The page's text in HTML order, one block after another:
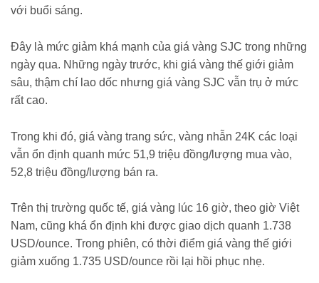
với buổi sáng.
Đây là mức giảm khá mạnh của giá vàng SJC trong những
ngày qua. Những ngày trước, khi giá vàng thế giới giảm
sâu, thậm chí lao dốc nhưng giá vàng SJC vẫn trụ ở mức
rất cao.
Trong khi đó, giá vàng trang sức, vàng nhẫn 24K các loại
vẫn ổn định quanh mức 51,9 triệu đồng/lượng mua vào,
52,8 triệu đồng/lượng bán ra.
Trên thị trường quốc tế, giá vàng lúc 16 giờ, theo giờ Việt
Nam, cũng khá ổn định khi được giao dịch quanh 1.738
USD/ounce. Trong phiên, có thời điểm giá vàng thế giới
giảm xuống 1.735 USD/ounce rồi lại hồi phục nhẹ.